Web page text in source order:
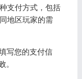
支付方式，包括
地区玩家的需
写您的支付信
。